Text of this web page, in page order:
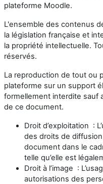
plateforme Moodle.
L'ensemble des contenus
la législation française et
la propriété intellectuelle.
réservés.
La reproduction de tout ou
plateforme sur un support
formellement interdite sauf
de ce document.
Droit d’exploitation :
des droits de
document dans le
telle qu’elle est
Droit à l’image :
autorisations des